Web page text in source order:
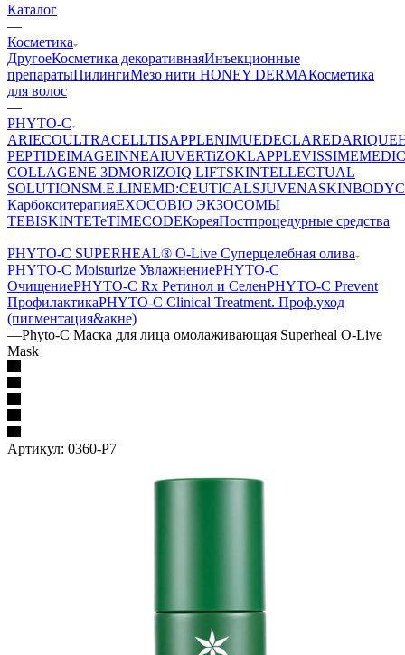
Каталог
—
Косметика
ДругоеКосметика декоративнаяИнъекционные
препаратыПилингиМезо нити HONEY DERMAКосметика
для волос
—
PHYTO-C
ARIECOULTRACELLTISAPPLENIMUEDECLAREDARIQUE
PEPTIDEIMAGEINNEAIUVERTiZOKLAPPLEVISSIME
COLLAGENE 3DMORIZOIQ LIFTSKINTELLECTUAL
SOLUTIONSM.E.LINEMD:CEUTICALSJUVENASKINBODY
КарбокситерапияEXOCOBIO ЭКЗОСОМЫ
TEBISKINTETeTIMECODEКореяПостпроцедурные средства
—
PHYTO-C SUPERHEAL® O-Live Суперцелебная олива
PHYTO-C Moisturize УвлажнениеPHYTO-C
ОчищениеPHYTO-C Rx Ретинол и СеленPHYTO-C Prevent
ПрофилактикаPHYTO-C Clinical Treatment. Проф.уход
(пигментация&акне)
—Phyto-C Маска для лица омолаживающая Superheal O-Live
Mask
Артикул: 0360-P7